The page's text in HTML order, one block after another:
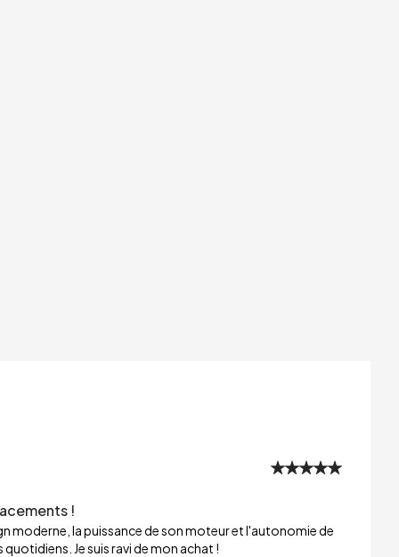
!
moderne, la puissance de son moteur et l'autonomie de
Je suis ravi de mon achat !